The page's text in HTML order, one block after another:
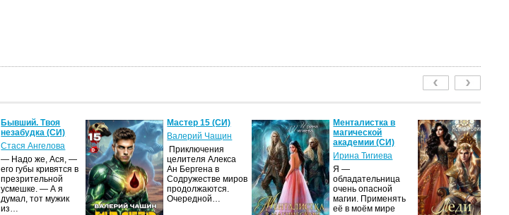
Бывший. Твоя
незабудка (СИ)
Стася Ангелова
— Надо же, Ася, —
его губы кривятся в
презрительной
усмешке. — А я
думал, тот мужик
из…
Мастер 15 (СИ)
Валерий Чащин
Приключения
целителя Алекса
Ан Бергена в
Содружестве миров
продолжаются.
Очередной…
Менталистка в
магической
академии (СИ)
Ирина Тигиева
Я —
обладательница
очень опасной
магии. Применять
её в моём мире